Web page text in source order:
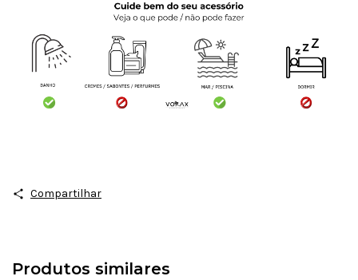
Compartilhar
Produtos similares